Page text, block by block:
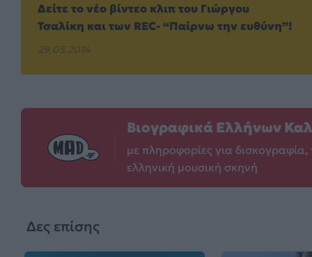
Δείτε το νέο βίντεο κλιπ του Γιώργου
Τσαλίκη και των REC- “Παίρνω την ευθύνη”!
29.05.2014
Βιογραφικά Ελλήνων
με πληροφορίες για δισκογραφία,
ελληνική μουσική σκηνή
Δες επίσης